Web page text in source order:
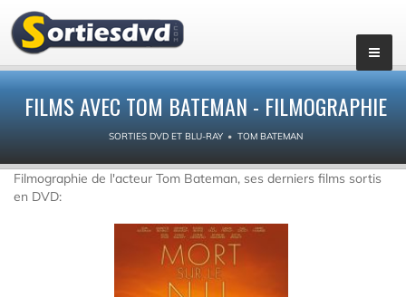
FILMS AVEC TOM BATEMAN - FILMOGRAPHIE
SORTIES DVD ET BLU-RAY TOM BATEMAN
Filmographie de l'acteur Tom Bateman, ses derniers films sortis
en DVD: